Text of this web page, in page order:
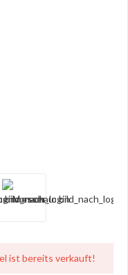
ist bereits verkauft!